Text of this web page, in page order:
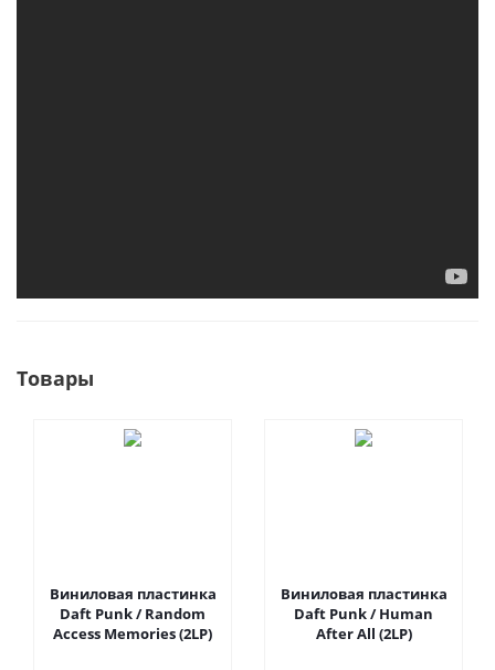
Товары
Виниловая пластинка
Daft Punk / Random
Access Memories (2LP)
Виниловая пластинка
Daft Punk / Human
After All (2LP)